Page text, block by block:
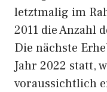
letztmalig im
2011 die Anzahl
Die nächste
Jahr 2022 statt,
voraussichtlich